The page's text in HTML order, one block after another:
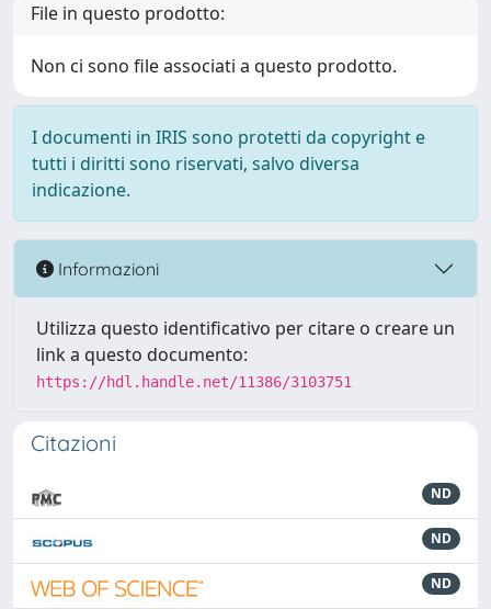
File in questo prodotto:
Non ci sono file associati a questo prodotto.
I documenti in IRIS sono protetti da copyright e
tutti i diritti sono riservati, salvo diversa
indicazione.
Informazioni
Utilizza questo identificativo per citare o creare un
link a questo documento:
https://hdl.handle.net/11386/3103751
Citazioni
ND
ND
ND